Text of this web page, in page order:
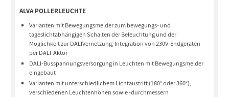
ALVA POLLERLEUCHTE
Varianten mit Bewegungsmelder zum bewegungs- und
tageslichtabhängigen Schalten der Beleuchtung und der
Möglichkeit zur DALIVernetzung; Integration von 230V-Endgeräten
per DALI-Aktor
DALI-Busspannungsversorgung in Leuchten mit Bewegungsmelder
eingebaut
Varianten mit unterschiedlichem Lichtaustritt (180° oder 360°),
verschiedenen Leuchtenhöhen sowie -durchmessern